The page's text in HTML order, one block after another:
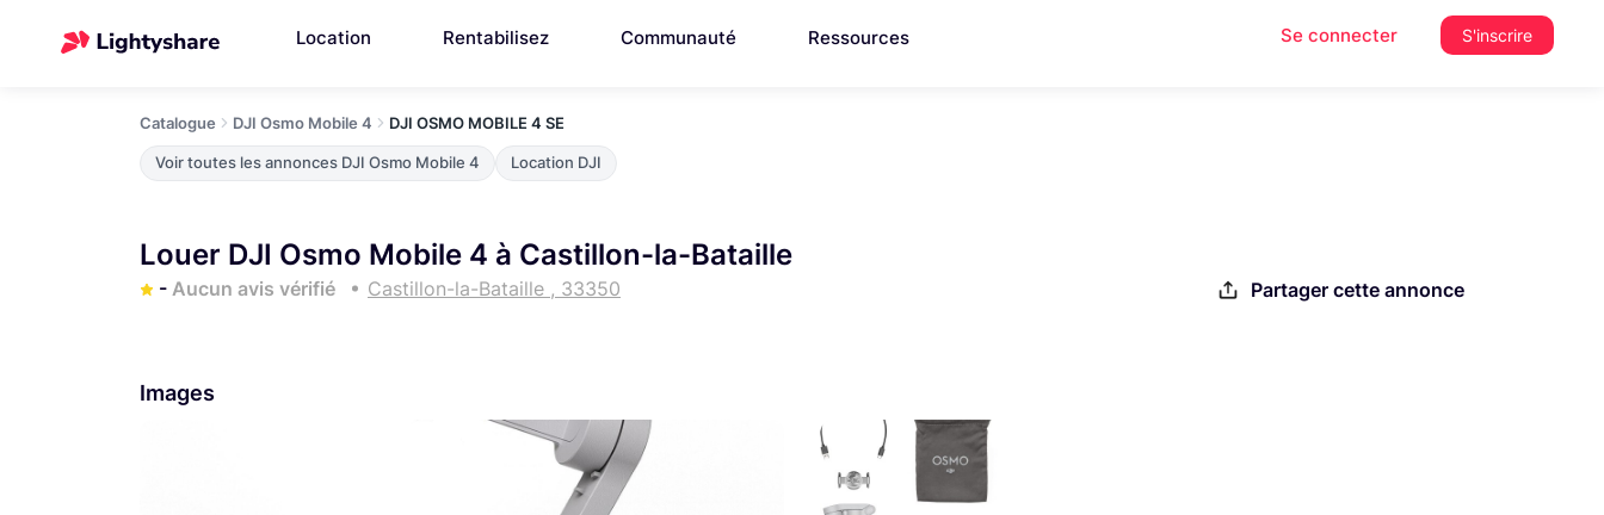
Location Rentabilisez Communauté Ressources Se connecter S'inscrire
Catalogue DJI Osmo Mobile 4 DJI OSMO MOBILE 4 SE
Voir toutes les annonces DJI Osmo Mobile 4 Location DJI
Louer DJI Osmo Mobile 4 à Castillon-la-Bataille
- Aucun avis vérifié Castillon-la-Bataille , 33350 Partager cette annonce
Images